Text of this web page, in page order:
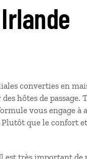
converties en
hôtes de
vous engage à
Plutôt que le confort
est très important